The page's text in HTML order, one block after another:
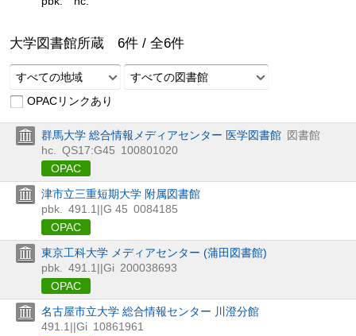
大学図書館所蔵 6件 / 全6件
すべての地域
すべての図書館
OPACリンクあり
群馬大学 総合情報メディアセンター 医学図書館 図書館
hc.
QS17:G45 100801020
OPAC
津市立三重短期大学 附属図書館
pbk.
491.1||G 45 0084185
OPAC
東京工科大学 メディアセンター (蒲田図書館)
pbk.
491.1||Gi 200038693
OPAC
名古屋市立大学 総合情報センター 川澄分館
491.1||Gi 10861961